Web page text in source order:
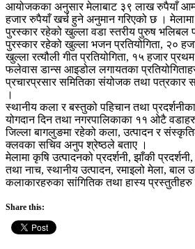
आयोजकका अनुसार मेलाबाट ३९ लाख रुपैयाँ
हजार रुपैयाँ खर्च हुने अनुमान गरिएको छ ।
पुरस्कार रहेको खुल्ला वडा स्तरीय पुरुष भलिबल
पुरस्कार रहेको खुल्ला भजन प्रतियोगिता, २०
खुल्ला रत्यौली गीत प्रतियोगिता, १५ हजार
फलेवास डान्स आइडोल लगायतका
प्रचारप्रसार समितिका संयोजक तथा पत्रकार
।
स्थानीय कला र बस्तुको पहिचान तथा
योगदान दिन तथा नगरपालिकाका ११ ओटै
जिल्ला बागलुङमा रहेको कला, उत्पादन र
क्लवका सचिव अनुप श्रेष्ठले बताए ।
मेलामा कृषि उत्पादनको प्रदर्शनी, झाँकी
तथा नाच, स्थानीय उत्पादन, रमाइलो मेला, बाल
कलाकारहरुका सांगितिक तथा हास्य प्रस्तुतीहरु
Share this: